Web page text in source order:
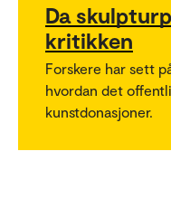
Da
kritikken
Forskere har sett
hvordan det
kunstdonasjoner.